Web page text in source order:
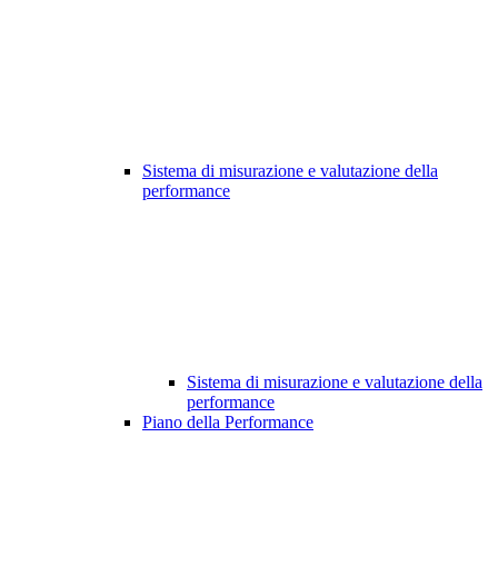
Sistema di misurazione e valutazione della
performance
Sistema di misurazione e valutazione della
performance
Piano della Performance